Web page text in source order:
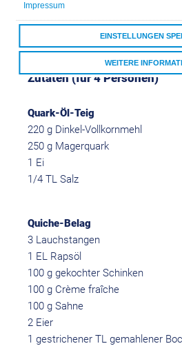
Impressum
EINSTELLUNGEN
WEITERE
Lauch-Quiche
Schinken
Zutaten (für 4 Personen)
Quark-Öl-Teig
220 g Dinkel-Vollkornmehl
250 g Magerquark
1 Ei
1/4 TL Salz
Quiche-Belag
3 Lauchstangen
1 EL Rapsöl
100 g gekochter Schinken
100 g Crème fraîche
100 g Sahne
2 Eier
1 gestrichener TL gemahlener